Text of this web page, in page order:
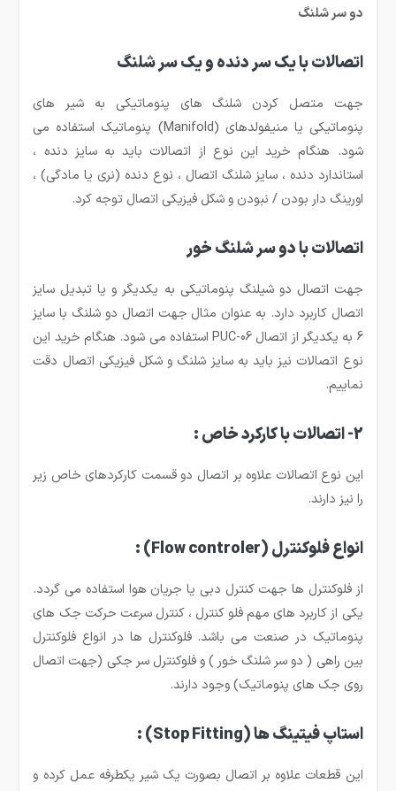
دو سر شلنگ
اتصالات با یک سر دنده و یک سر شلنگ
جهت متصل کردن شلنگ های پنوماتیکی به شیر های
پنوماتیکی یا منیفولدهای (Manifold)
پنوماتیک استفاده می
شود. هنگام خرید این نوع از اتصالات باید به سایز دنده ،
استاندارد دنده ، سایز شلنگ اتصال ، نوع دنده (نری یا مادگی) ،
اورینگ دار بودن / نبودن و شکل فیزیکی اتصال توجه کرد.
اتصالات با دو سر شلنگ خور
جهت اتصال دو شیلنگ پنوماتیکی به یکدیگر و یا تبدیل سایز
اتصال کاربرد دارد. به عنوان مثال جهت اتصال دو شلنگ با سایز
6 به یکدیگر از اتصال
PUC-06استفاده می شود. هنگام خرید این
نوع اتصالات نیز باید به سایز شلنگ و شکل فیزیکی اتصال دقت
نماییم.
2- اتصالات با کارکرد خاص :
این نوع اتصالات علاوه بر اتصال دو قسمت کارکردهای خاص زیر
را نیز دارند.
انواع فلوکنترل(Flow controler)
:
از فلوکنترل ها جهت کنترل دبی یا جریان هوا استفاده می گردد.
یکی از کاربرد های مهم فلو کنترل ، کنترل سرعت حرکت جک های
پنوماتیک در صنعت می باشد. فلوکنترل ها در انواع فلوکنترل
بین راهی ( دو سر شلنگ خور ) و فلوکنترل سر جکی (جهت اتصال
روی جک های پنوماتیک) وجود دارند.
استاپ فیتینگ ها(Stop Fitting)
:
این قطعات علاوه بر اتصال بصورت یک شیر یکطرفه عمل کرده و